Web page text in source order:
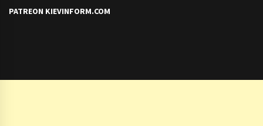
PATREON KIEVINFORM.COM